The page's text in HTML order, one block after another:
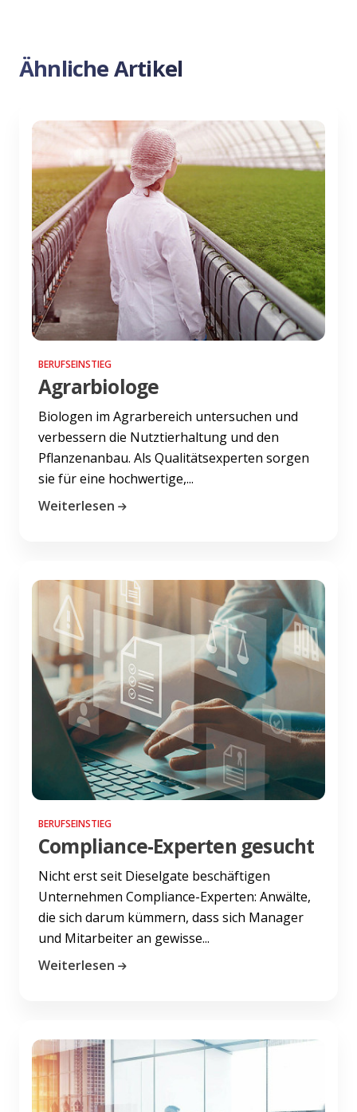
Previous
Ähnliche Artikel
BERUFSEINSTIEG
Agrarbiologe
Biologen im Agrarbereich untersuchen und
verbessern die Nutztierhaltung und den
Pflanzenanbau. Als Qualitätsexperten sorgen
sie für eine hochwertige,...
Weiterlesen
BERUFSEINSTIEG
Compliance-Experten gesucht
Nicht erst seit Dieselgate beschäftigen
Unternehmen Compliance-Experten: Anwälte,
die sich darum kümmern, dass sich Manager
und Mitarbeiter an gewisse...
Weiterlesen